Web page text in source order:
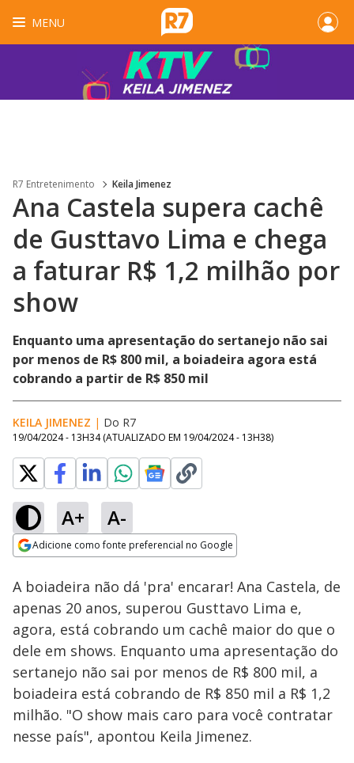
MENU
R7 Entretenimento Keila Jimenez
Ana Castela supera cachê
de Gusttavo Lima e chega
a faturar R$ 1,2 milhão por
show
Enquanto uma apresentação do sertanejo não sai
por menos de R$ 800 mil, a boiadeira agora está
cobrando a partir de R$ 850 mil
KEILA JIMENEZ | Do R7
19/04/2024 - 13H34 (ATUALIZADO EM 19/04/2024 - 13H38)
A+ A-
Adicione como fonte preferencial no Google
Ativar
86.12%
A boiadeira não dá 'pra' encarar! Ana Castela, de
apenas 20 anos, superou Gusttavo Lima e,
agora, está cobrando um cachê maior do que o
dele em shows. Enquanto uma apresentação do
sertanejo não sai por menos de R$ 800 mil, a
boiadeira está cobrando de R$ 850 mil a R$ 1,2
milhão. "O show mais caro para você contratar
nesse país", apontou Keila Jimenez.